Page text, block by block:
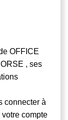
OFFICE
, ses
connecter à
compte